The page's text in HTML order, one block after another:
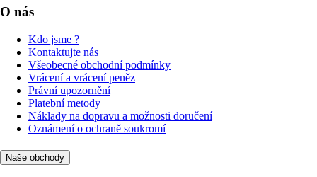
O nás
Kdo jsme ?
Kontaktujte nás
Všeobecné obchodní podmínky
Vrácení a vrácení peněz
Právní upozornění
Platební metody
Náklady na dopravu a možnosti doručení
Oznámení o ochraně soukromí
Naše obchody